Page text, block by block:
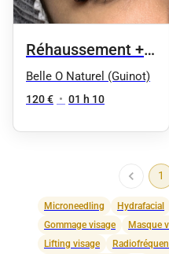
Réhaussement +
massage nuque et
crâne 65mn
Belle O Naturel (Guinot)
120 € • 01 h 10
1
Microneedling Hydrafacial
Gommage visage
Masque
Lifting visage